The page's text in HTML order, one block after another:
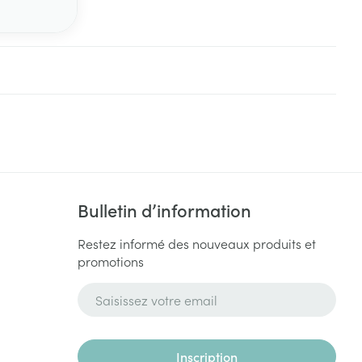
Bulletin d’information
Restez informé des nouveaux produits et
promotions
Inscription